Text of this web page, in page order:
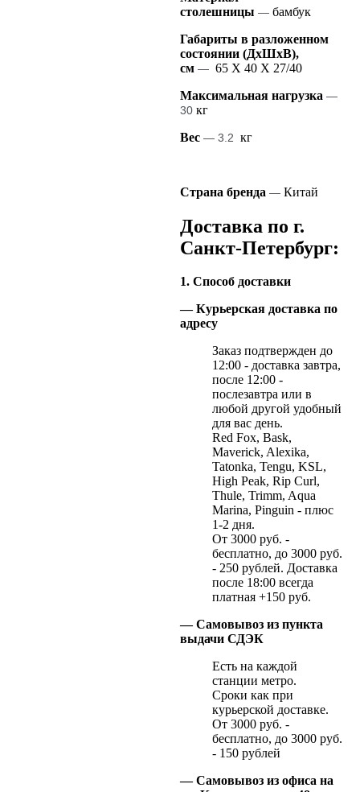
столешницы — бамбук
Габариты в разложенном
состоянии (ДхШхВ),
см — 65 Х 40 Х 27/40
Максимальная нагрузка —
30 кг
Вес — 3.2 кг
Страна бренда — Китай
Доставка по г.
Санкт-Петербург:
1. Способ доставки
— Курьерская доставка по
адресу
Заказ подтвержден до
12:00 - доставка завтра,
после 12:00 -
послезавтра или в
любой другой удобный
для вас день.
Red Fox, Bask,
Maverick, Alexika,
Tatonka, Tengu, KSL,
High Peak, Rip Curl,
Thule, Trimm, Aqua
Marina, Pinguin - плюс
1-2 дня.
От 3000 руб. -
бесплатно, до 3000 руб.
- 250 рублей. Доставка
после 18:00 всегда
платная +150 руб.
— Самовывоз из пункта
выдачи СДЭК
Есть на каждой
станции метро.
Сроки как при
курьерской доставке.
От 3000 руб. -
бесплатно, до 3000 руб.
- 150 рублей
— Самовывоз из офиса на